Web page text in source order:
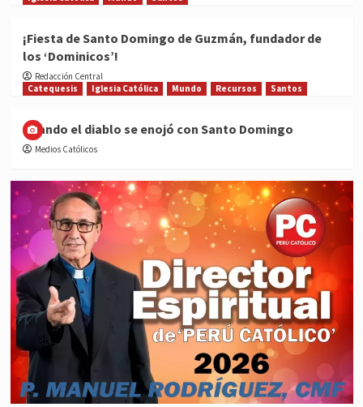
¡Fiesta de Santo Domingo de Guzmán, fundador de
los ‘Dominicos’!
Redacción Central
Catequesis
Iglesia Católica Mundo Recursos Santos
Cuando el diablo se enojó con Santo Domingo
Medios Católicos